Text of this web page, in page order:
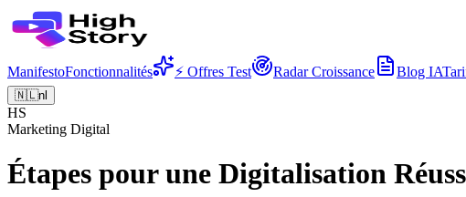
ManifestoFonctionnalités ⚡ Offres Test Radar Croissance Blog IA
🇳🇱nl
HS
Marketing Digital
Étapes pour une Digitalisation